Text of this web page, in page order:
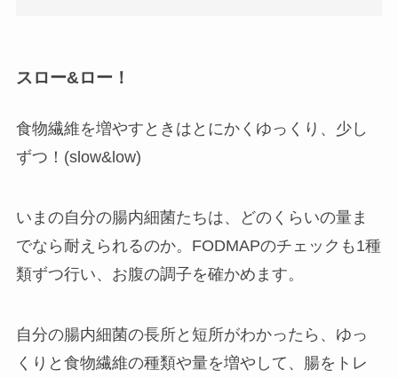
スロー&ロー！
食物繊維を増やすときはとにかくゆっくり、少し
ずつ！(slow&low)
いまの自分の腸内細菌たちは、どのくらいの量ま
でなら耐えられるのか。FODMAPのチェックも1種
類ずつ行い、お腹の調子を確かめます。
自分の腸内細菌の長所と短所がわかったら、ゆっ
くりと食物繊維の種類や量を増やして、腸をトレ